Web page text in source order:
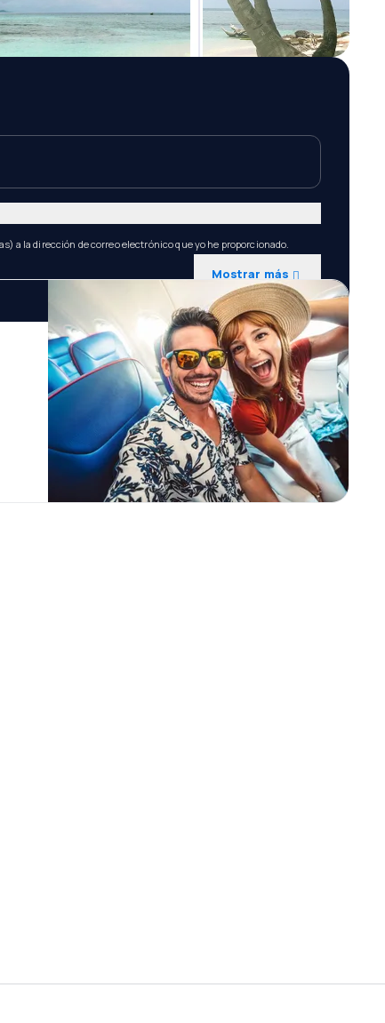
a la dirección de correo electrónico que yo he proporcionado.
Mostrar más